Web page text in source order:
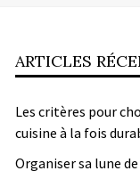
ARTICLES
Les critères pour
cuisine à la fois
Organiser sa lune